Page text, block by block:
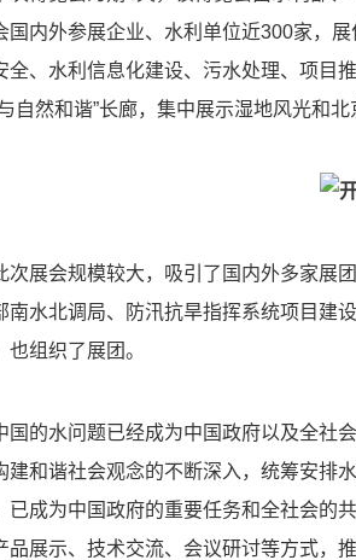
国内外参展企业、水利单位近300家，
全、水利信息化建设、污水处理、项目
自然和谐”长廊，集中展示湿地风光和北
会规模较大，吸引了国内外多家展团
南水北调局、防汛抗旱指挥系统项目建
也组织了展团。
水问题已经成为中国政府以及全社会
建和谐社会观念的不断深入，统筹安排
已成为中国政府的重要任务和全社会的
品展示、技术交流、会议研讨等方式，